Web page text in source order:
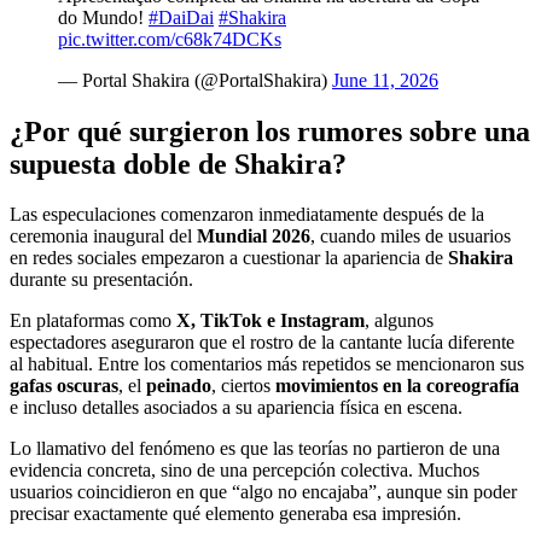
do Mundo! #DaiDai #Shakira
pic.twitter.com/c68k74DCKs
— Portal Shakira (@PortalShakira) June 11, 2026
¿Por qué surgieron los rumores sobre una
supuesta doble de Shakira?
Las especulaciones comenzaron inmediatamente después de la
ceremonia inaugural del Mundial 2026, cuando miles de usuarios
en redes sociales empezaron a cuestionar la apariencia de Shakira
durante su presentación.
En plataformas como X, TikTok e Instagram, algunos
espectadores aseguraron que el rostro de la cantante lucía diferente
al habitual. Entre los comentarios más repetidos se mencionaron sus
gafas oscuras, el peinado, ciertos movimientos en la coreografía
e incluso detalles asociados a su apariencia física en escena.
Lo llamativo del fenómeno es que las teorías no partieron de una
evidencia concreta, sino de una percepción colectiva. Muchos
usuarios coincidieron en que “algo no encajaba”, aunque sin poder
precisar exactamente qué elemento generaba esa impresión.